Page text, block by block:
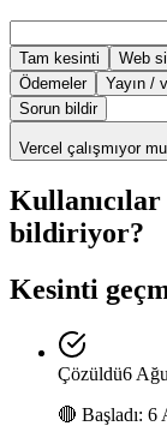
Tam kesinti Web
Ödemeler
Yayın /
Sorun bildir
Vercel çalışmıyor
bildiriyor?
Kesinti
Çözüldü6
🔴 Başladı: 6